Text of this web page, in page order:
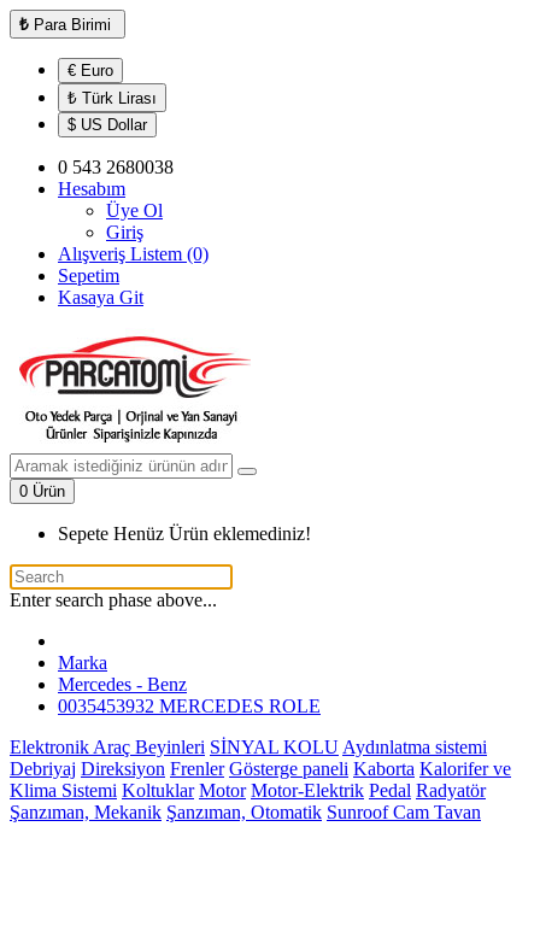
₺ Para Birimi
€ Euro
₺ Türk Lirası
$ US Dollar
0 543 2680038
Hesabım
Üye Ol
Giriş
Alışveriş Listem (0)
Sepetim
Kasaya Git
0 Ürün
Sepete Henüz Ürün eklemediniz!
Enter search phase above...
Marka
Mercedes - Benz
0035453932 MERCEDES ROLE
Elektronik Araç Beyinleri SİNYAL KOLU Aydınlatma sistemi
Debriyaj Direksiyon Frenler Gösterge paneli Kaborta Kalorifer ve
Klima Sistemi Koltuklar Motor Motor-Elektrik Pedal Radyatör
Şanzıman, Mekanik Şanzıman, Otomatik Sunroof Cam Tavan